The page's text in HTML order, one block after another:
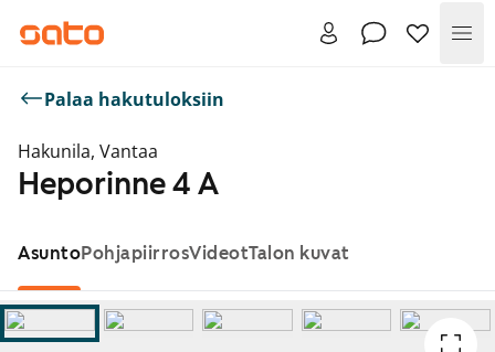
Palaa hakutuloksiin
Hakunila, Vantaa
Heporinne 4 A
AsuntoPohjapiirrosVideotTalon kuvat